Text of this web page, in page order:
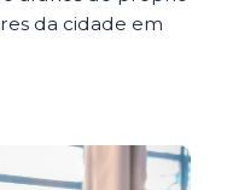
da cidade em